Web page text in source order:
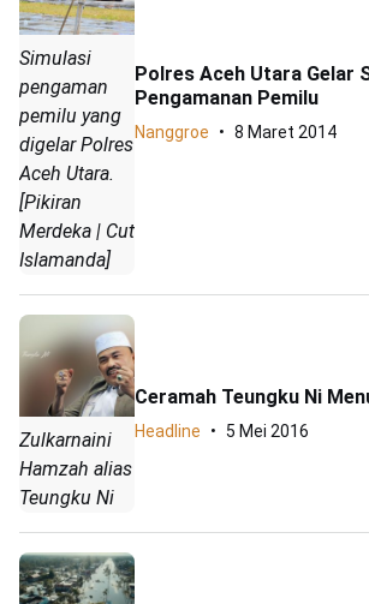
Simulasi
pengaman
pemilu yang
digelar Polres
Aceh Utara.
[Pikiran
Merdeka | Cut
Islamanda]
Polres Aceh Utara Gelar
Pengamanan Pemilu
Nanggroe 8 Maret 2014
Zulkarnaini
Hamzah alias
Teungku Ni
Ceramah Teungku Ni
Headline 5 Mei 2016